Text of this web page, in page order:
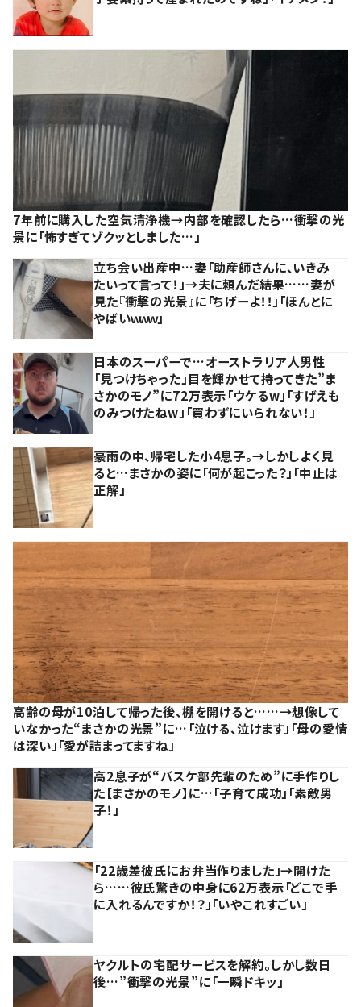
7年前に購入した空気清浄機→内部を確認したら…衝撃の光
景に「怖すぎてゾクッとしました…」
立ち会い出産中…妻「助産師さんに、いきみ
たいって言って！」→夫に頼んだ結果……妻が
見た『衝撃の光景』に「ちげーよ！！」「ほんとに
やばいｗｗｗ」
日本のスーパーで…オーストラリア人男性
「見つけちゃった」目を輝かせて持ってきた”ま
さかのモノ”に72万表示「ウケるw」「すげえも
のみつけたねw」「買わずにいられない！」
豪雨の中、帰宅した小4息子。→しかしよく見
ると…まさかの姿に「何が起こった？」「中止は
正解」
高齢の母が10泊して帰った後、棚を開けると……→想像して
いなかった“まさかの光景”に…「泣ける、泣けます」「母の愛情
は深い」「愛が詰まってますね」
高2息子が“バスケ部先輩のため”に手作りし
た【まさかのモノ】に…「子育て成功」「素敵男
子！」
「22歳差彼氏にお弁当作りました」→開けた
ら……彼氏驚きの中身に62万表示「どこで手
に入れるんですか！？」「いやこれすごい」
ヤクルトの宅配サービスを解約。しかし数日
後…”衝撃の光景”に「一瞬ドキッ」